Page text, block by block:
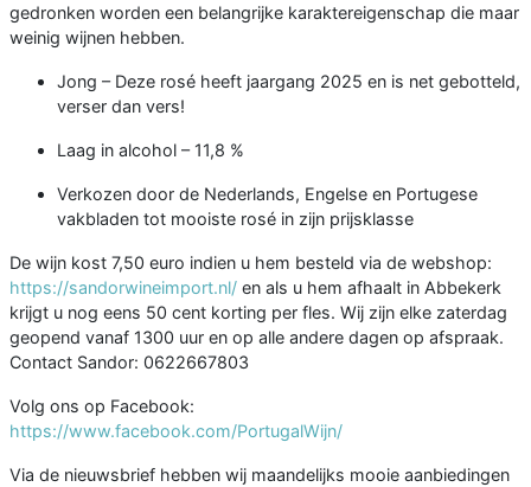
gedronken worden een belangrijke karaktereigenschap die maar
weinig wijnen hebben.
Jong – Deze rosé heeft jaargang 2025 en is net gebotteld,
verser dan vers!
Laag in alcohol – 11,8 %
Verkozen door de Nederlands, Engelse en Portugese
vakbladen tot mooiste rosé in zijn prijsklasse
De wijn kost 7,50 euro indien u hem besteld via de webshop:
https://sandorwineimport.nl/ en als u hem afhaalt in Abbekerk
krijgt u nog eens 50 cent korting per fles. Wij zijn elke zaterdag
geopend vanaf 1300 uur en op alle andere dagen op afspraak.
Contact Sandor: 0622667803
Volg ons op Facebook:
https://www.facebook.com/PortugalWijn/
Via de nieuwsbrief hebben wij maandelijks mooie aanbiedingen